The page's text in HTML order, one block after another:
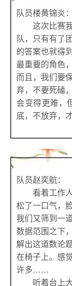
队员楼黄锦炎：
这次比赛
队，只有有了
的答案也就得
最重要的角色
而且，我们要
弃，不要死磕
会变得更难，
底，不放弃，
队员赵奕航：
看着工作
松了一口气，
我们又筛到一
数据范围之下
解出这道数论
在椅子上。感
许多……
听着台上